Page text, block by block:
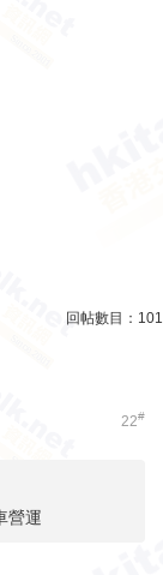
回帖數目： 101
22#
營運